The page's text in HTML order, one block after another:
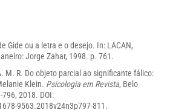
Gide ou a letra e o desejo. In: LACAN,
Jorge Zahar, 1998. p. 761.
A. M. R. Do objeto parcial ao significante fálico:
Klein. Psicologia em Revista, Belo
2018. DOI:
9563.2018v24n3p797-811.